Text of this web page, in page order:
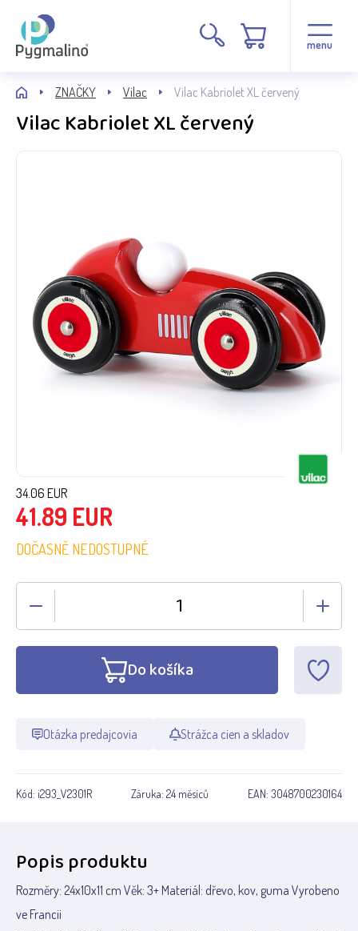
menu
ZNAČKY Vilac Vilac Kabriolet XL červený
Vilac Kabriolet XL červený
34.06 EUR
41.89 EUR
DOČASNĚ NEDOSTUPNÉ
Do košíka
Otázka predajcovia Strážca cien a skladov
Kód: i293_V2301R Záruka: 24 měsíců EAN: 3048700230164
Popis produktu
Rozměry: 24x10x11 cm Věk: 3+ Materiál: dřevo, kov, guma Vyrobeno
ve Francii